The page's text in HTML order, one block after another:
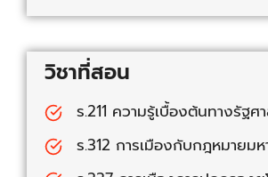
วิชาที่สอน
ร.211 ความรู้เบื้องต้นทางรัฐศ
ร.312 การเมืองกับกฎหมายม